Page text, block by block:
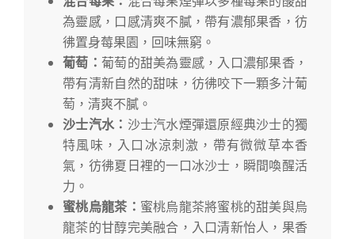
為靈感，口感清爽不膩，帶有濃郁果香，彷
彿置身莓果園，回味無窮。
葡萄： 葡萄的甜美為靈感，入口濃郁果香，
帶有清新自然的甜味，彷彿咬下一顆多汁葡
萄，清爽不膩。
沙士汽水： 沙士汽水煙彈還原經典沙士的獨
特風味，入口冰涼刺激，帶有微微草本香
氣，彷彿夏日裡的一口冰沙士，瞬間喚醒活
力。
蜜桃烏龍茶： 蜜桃烏龍茶將蜜桃的甜美與烏
龍茶的甘醇完美融合，入口清新怡人，果香